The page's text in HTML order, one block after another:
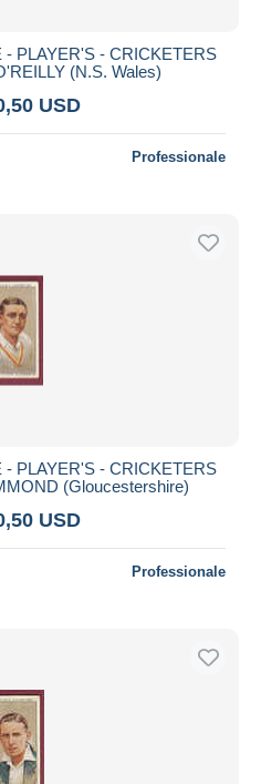
PLAYER'S - CRICKETERS
(N.S. Wales)
USD
Professionale
PLAYER'S - CRICKETERS
(Gloucestershire)
USD
Professionale